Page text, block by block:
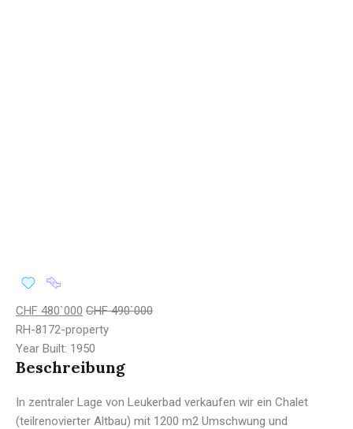
CHF 480`000 CHF 490`000
RH-8172-property
Year Built: 1950
Beschreibung
In zentraler Lage von Leukerbad verkaufen wir ein Chalet
(teilrenovierter Altbau) mit 1200 m2 Umschwung und